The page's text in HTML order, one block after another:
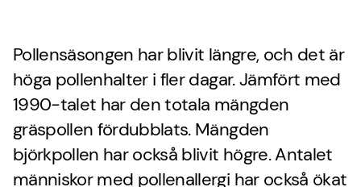
Pollensäsongen har blivit längre, och det är
höga pollenhalter i fler dagar. Jämfört med
1990-talet har den totala mängden
gräspollen fördubblats. Mängden
björkpollen har också blivit högre. Antalet
människor med pollenallergi har också ökat